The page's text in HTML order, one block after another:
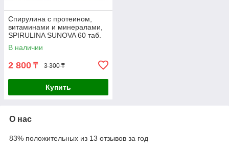
Спирулина с протеином,
витаминами и минералами,
SPIRULINA SUNOVA 60 таб.
В наличии
2 800 ₸ 3 300 ₸
Купить
О нас
83% положительных из 13 отзывов за год